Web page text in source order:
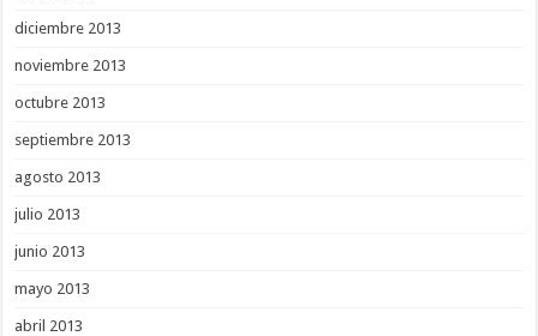
diciembre 2013
noviembre 2013
octubre 2013
septiembre 2013
agosto 2013
julio 2013
junio 2013
mayo 2013
abril 2013